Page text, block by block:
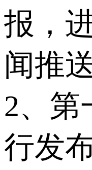
报，
闻推
2、第
行发